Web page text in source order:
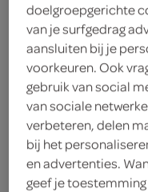
doelgroepgerichte
van je surfgedrag
aansluiten bij je
voorkeuren. Ook
gebruik van social
van sociale
verbeteren, delen
bij het
en advertenties.
geef je